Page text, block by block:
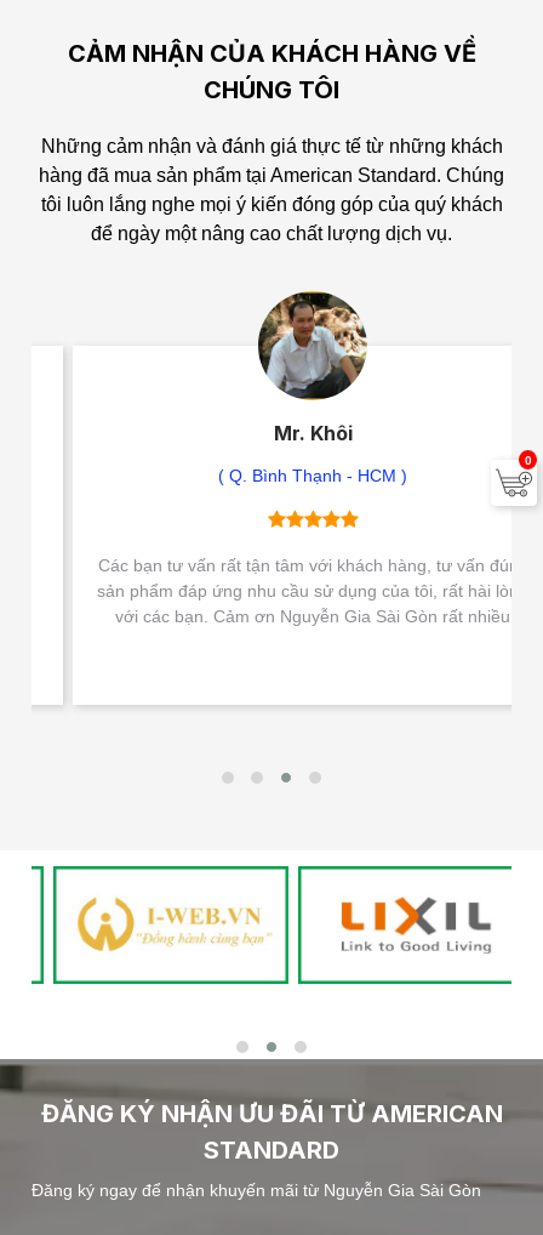
CẢM NHẬN CỦA KHÁCH HÀNG VỀ
CHÚNG TÔI
Những cảm nhận và đánh giá thực tế từ những khách
hàng đã mua sản phẩm tại American Standard. Chúng
tôi luôn lắng nghe mọi ý kiến đóng góp của quý khách
để ngày một nâng cao chất lượng dịch vụ.
Mr. Khôi
( Q. Bình Thạnh - HCM )
Các bạn tư vấn rất tận tâm với khách hàng, tư vấn đúng
sản phẩm đáp ứng nhu cầu sử dụng của tôi, rất hài lòng
với các bạn. Cảm ơn Nguyễn Gia Sài Gòn rất nhiều
ĐĂNG KÝ NHẬN ƯU ĐÃI TỪ AMERICAN
STANDARD
Đăng ký ngay để nhận khuyến mãi từ Nguyễn Gia Sài Gòn
0